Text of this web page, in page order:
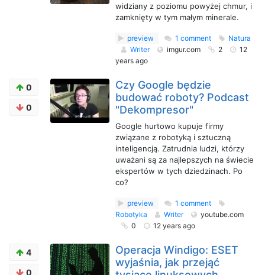
widziany z poziomu powyżej chmur, i
zamknięty w tym małym minerale.
preview 1 comment
Natura
Writer
imgur.com 2
12
years ago
0
0
Czy Google będzie
budować roboty? Podcast
"Dekompresor"
Google hurtowo kupuje firmy
związane z robotyką i sztuczną
inteligencją. Zatrudnia ludzi, którzy
uważani są za najlepszych na świecie
ekspertów w tych dziedzinach. Po
co?
preview
1 comment
Robotyka
Writer
youtube.com
0
12 years ago
4
0
Operacja Windigo: ESET
wyjaśnia, jak przejąć